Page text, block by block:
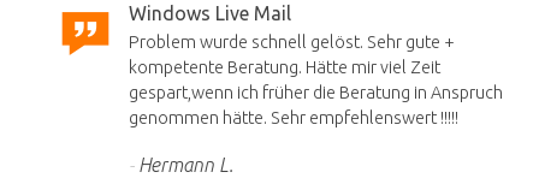
Windows Live Mail
Problem wurde schnell gelöst. Sehr gute +
kompetente Beratung. Hätte mir viel Zeit
gespart,wenn ich früher die Beratung in Anspruch
genommen hätte. Sehr empfehlenswert !!!!!
Hermann L.